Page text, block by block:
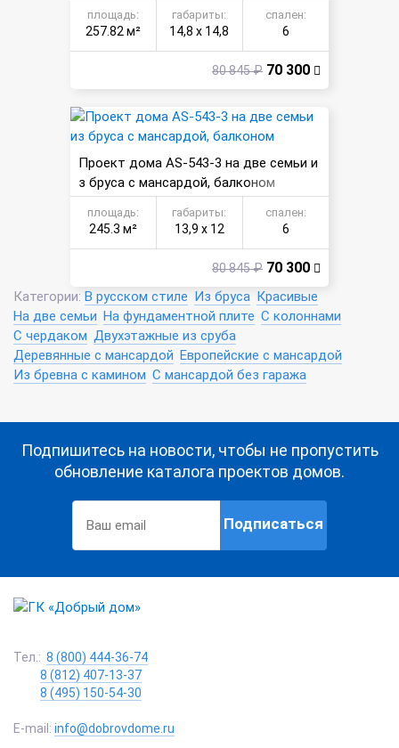
площадь:
257.82 м²
габариты:
14,8 х 14,8
спален:
6
80 845 ₽ 70 300
Проект дома AS-543-3 на две семьи и
з бруса с мансардой, балконом
площадь:
245.3 м²
габариты:
13,9 х 12
спален:
6
80 845 ₽ 70 300
Категории: В русском стиле Из бруса Красивые
На две семьи На фундаментной плите С колоннами
С чердаком Двухэтажные из сруба
Деревянные с мансардой Европейские с мансардой
Из бревна с камином С мансардой без гаража
Подпишитесь на новости, чтобы не пропустить
обновление каталога проектов домов.
Подписаться
Тел.: 8 (800) 444-36-74
8 (812) 407-13-37
8 (495) 150-54-30
E-mail: info@dobrovdome.ru